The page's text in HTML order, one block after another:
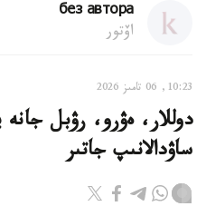
без автора
اۆتور
10:23, 06 تامىز 2026
دوللار، ەۋرو، رۋبل جانە
ساۋدالانىپ جاتىر